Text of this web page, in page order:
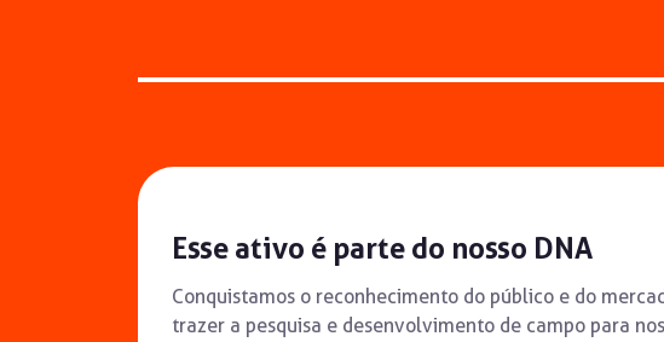
Esse ativo é parte do nosso DNA
Conquistamos o reconhecimento do público e do
trazer a pesquisa e desenvolvimento de campo para